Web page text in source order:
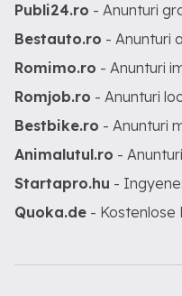
Publi24.ro - Anunturi
Bestauto.ro - Anunturi
Romimo.ro - Anunturi
Romjob.ro - Anunturi
Bestbike.ro - Anunturi
Animalutul.ro -
Startapro.hu -
Quoka.de - Kostenlose